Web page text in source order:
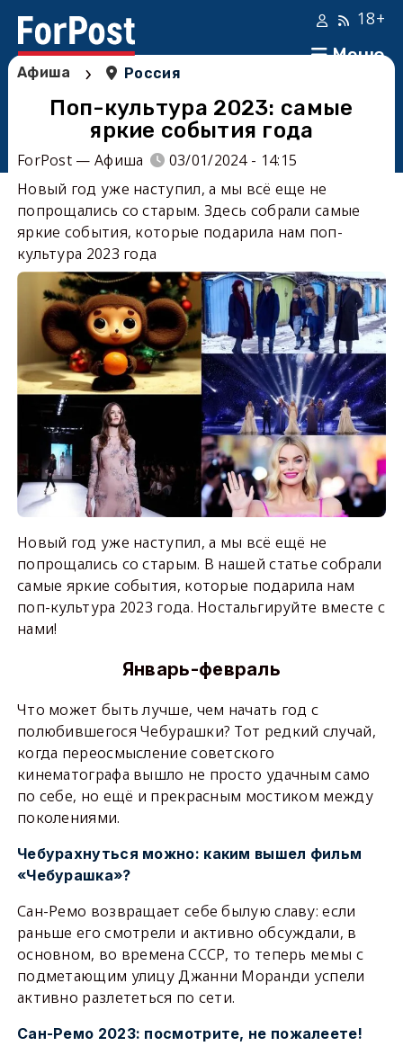
Меню
18+
Афиша › Россия
Поп-культура 2023: самые
яркие события года
ForPost — Афиша
03/01/2024 - 14:15
Новый год уже наступил, а мы всё еще не
попрощались со старым. Здесь собрали самые
яркие события, которые подарила нам поп-
культура 2023 года
Новый год уже наступил, а мы всё ещё не
попрощались со старым. В нашей статье собрали
самые яркие события, которые подарила нам
поп-культура 2023 года. Ностальгируйте вместе с
нами!
Январь-февраль
Что может быть лучше, чем начать год с
полюбившегося Чебурашки? Тот редкий случай,
когда переосмысление советского
кинематографа вышло не просто удачным само
по себе, но ещё и прекрасным мостиком между
поколениями.
Чебурахнуться можно: каким вышел фильм
«Чебурашка»?
Сан-Ремо возвращает себе былую славу: если
раньше его смотрели и активно обсуждали, в
основном, во времена СССР, то теперь мемы с
подметающим улицу Джанни Моранди успели
активно разлететься по сети.
Сан-Ремо 2023: посмотрите, не пожалеете!